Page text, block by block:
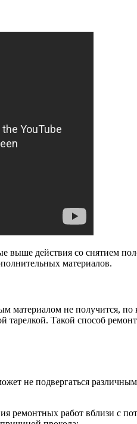
выше действия со снятием
материалов.
материалом не получится,
тарелкой. Такой способ
не подвергаться
ремонтных работ вблизи с